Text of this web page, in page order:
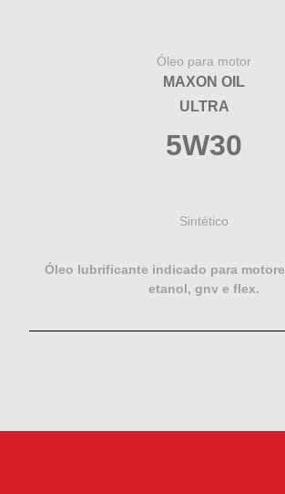
Óleo para motor
MAXON OIL
ULTRA
5W30
Sintético
Óleo lubrificante indicado para
etanol, gnv e flex.